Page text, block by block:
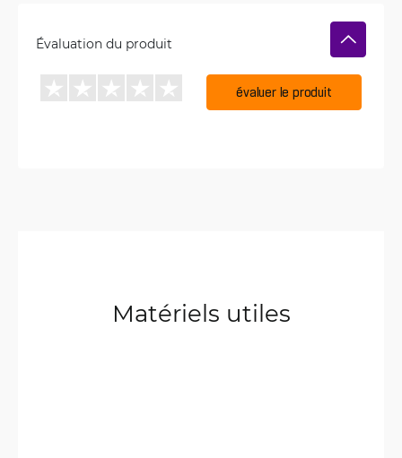
Évaluation du produit
évaluer le produit
Matériels utiles